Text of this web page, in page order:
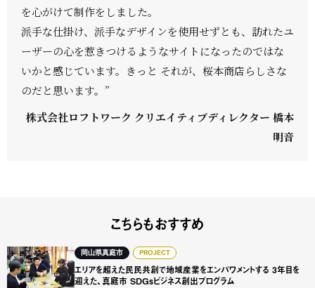
を心がけて制作をしました。
派手な仕掛け、派手なデザインを使用せずとも、訪れたユ
ーザーの心を惹きつけるようなサイトになったのではな
いかと感じています。きっと それが、桜本商店らしさな
のだと思います。”
株式会社ロフトワーク クリエイティブディレクター 橋本
明音
こちらもおすすめ
岡山県真庭市 PROJECT
エリアを超えた民民共創で地域産業をエンパワメントする 3年目を
迎えた、真庭市 SDGsビジネス創出プログラム
エリアを超えた民民共創で地域産業をエンパワメントする